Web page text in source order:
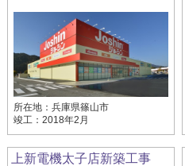
所在地：兵庫県篠山市
竣工：2018年2月
上新電機太子店新築工事